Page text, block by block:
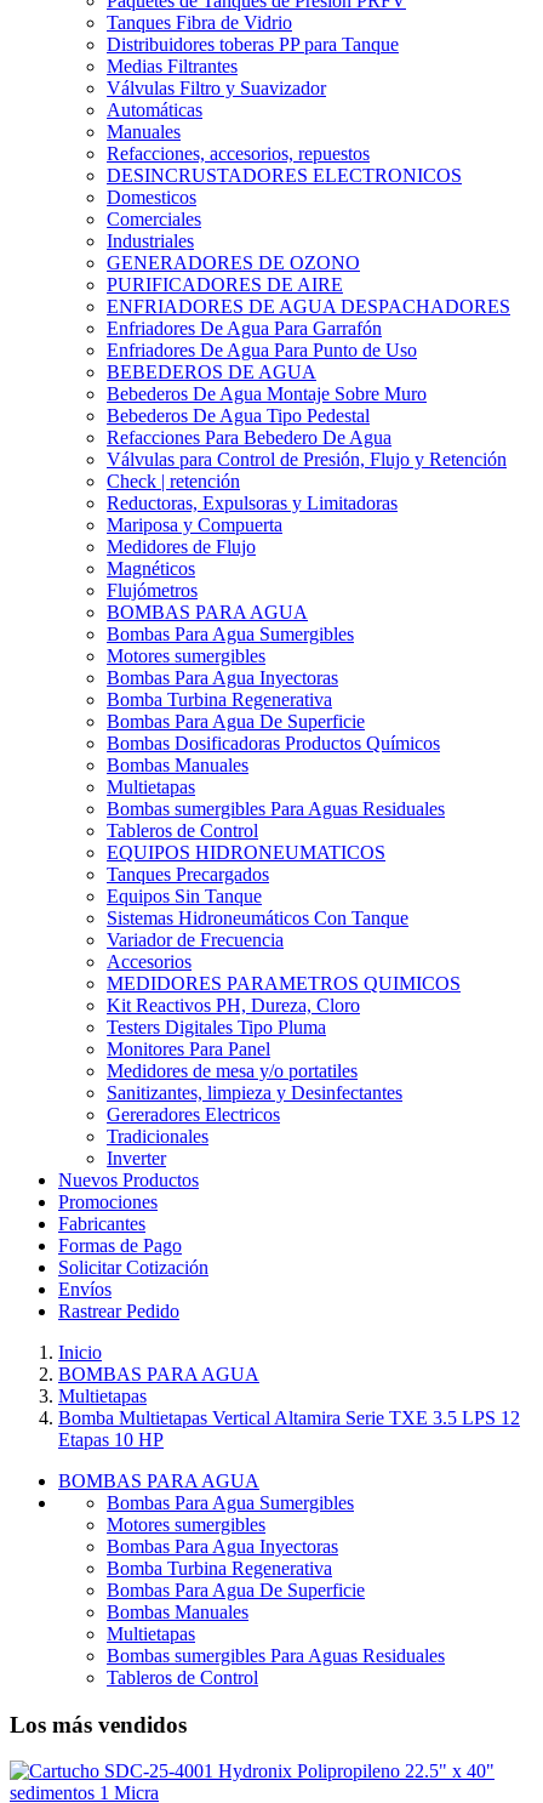
Tanques Fibra de Vidrio
Distribuidores toberas PP para Tanque
Medias Filtrantes
Válvulas Filtro y Suavizador
Automáticas
Manuales
Refacciones, accesorios, repuestos
DESINCRUSTADORES ELECTRONICOS
Domesticos
Comerciales
Industriales
GENERADORES DE OZONO
PURIFICADORES DE AIRE
ENFRIADORES DE AGUA DESPACHADORES
Enfriadores De Agua Para Garrafón
Enfriadores De Agua Para Punto de Uso
BEBEDEROS DE AGUA
Bebederos De Agua Montaje Sobre Muro
Bebederos De Agua Tipo Pedestal
Refacciones Para Bebedero De Agua
Válvulas para Control de Presión, Flujo y Retención
Check | retención
Reductoras, Expulsoras y Limitadoras
Mariposa y Compuerta
Medidores de Flujo
Magnéticos
Flujómetros
BOMBAS PARA AGUA
Bombas Para Agua Sumergibles
Motores sumergibles
Bombas Para Agua Inyectoras
Bomba Turbina Regenerativa
Bombas Para Agua De Superficie
Bombas Dosificadoras Productos Químicos
Bombas Manuales
Multietapas
Bombas sumergibles Para Aguas Residuales
Tableros de Control
EQUIPOS HIDRONEUMATICOS
Tanques Precargados
Equipos Sin Tanque
Sistemas Hidroneumáticos Con Tanque
Variador de Frecuencia
Accesorios
MEDIDORES PARAMETROS QUIMICOS
Kit Reactivos PH, Dureza, Cloro
Testers Digitales Tipo Pluma
Monitores Para Panel
Medidores de mesa y/o portatiles
Sanitizantes, limpieza y Desinfectantes
Gereradores Electricos
Tradicionales
Inverter
Nuevos Productos
Promociones
Fabricantes
Formas de Pago
Solicitar Cotización
Envíos
Rastrear Pedido
Inicio
BOMBAS PARA AGUA
Multietapas
Bomba Multietapas Vertical Altamira Serie TXE 3.5 LPS 12
Etapas 10 HP
BOMBAS PARA AGUA
Bombas Para Agua Sumergibles
Motores sumergibles
Bombas Para Agua Inyectoras
Bomba Turbina Regenerativa
Bombas Para Agua De Superficie
Bombas Manuales
Multietapas
Bombas sumergibles Para Aguas Residuales
Tableros de Control
Los más vendidos